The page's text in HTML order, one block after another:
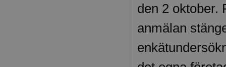
den 2 oktober.
anmälan